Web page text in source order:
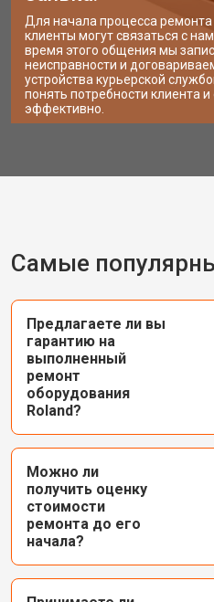
Для начала процесса ремонта
клиенты могут связаться с
время этого общения мы
неисправности и
устройства курьерской
понять потребности клиента и
эффективно.
Самые
Предлагаете ли вы
гарантию на
выполненный
ремонт
оборудования
Roland?
Можно ли
получить оценку
стоимости
ремонта до его
начала?